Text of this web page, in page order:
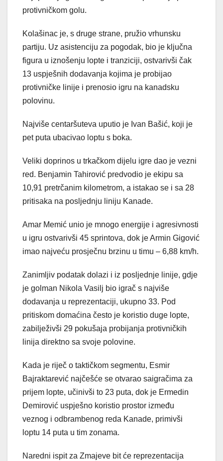
protivničkom golu.
Kolašinac je, s druge strane, pružio vrhunsku
partiju. Uz asistenciju za pogodak, bio je ključna
figura u iznošenju lopte i tranziciji, ostvarivši čak
13 uspješnih dodavanja kojima je probijao
protivničke linije i prenosio igru na kanadsku
polovinu.
Najviše centaršuteva uputio je Ivan Bašić, koji je
pet puta ubacivao loptu s boka.
Veliki doprinos u trkačkom dijelu igre dao je vezni
red. Benjamin Tahirović predvodio je ekipu sa
10,91 pretrčanim kilometrom, a istakao se i sa 28
pritisaka na posljednju liniju Kanade.
Amar Memić unio je mnogo energije i agresivnosti
u igru ostvarivši 45 sprintova, dok je Armin Gigović
imao najveću prosječnu brzinu u timu – 6,88 km/h.
Zanimljiv podatak dolazi i iz posljednje linije, gdje
je golman Nikola Vasilj bio igrač s najviše
dodavanja u reprezentaciji, ukupno 33. Pod
pritiskom domaćina često je koristio duge lopte,
zabilježivši 29 pokušaja probijanja protivničkih
linija direktno sa svoje polovine.
Kada je riječ o taktičkom segmentu, Esmir
Bajraktarević najčešće se otvarao saigračima za
prijem lopte, učinivši to 23 puta, dok je Ermedin
Demirović uspješno koristio prostor između
veznog i odbrambenog reda Kanade, primivši
loptu 14 puta u tim zonama.
Naredni ispit za Zmajeve bit će reprezentacija